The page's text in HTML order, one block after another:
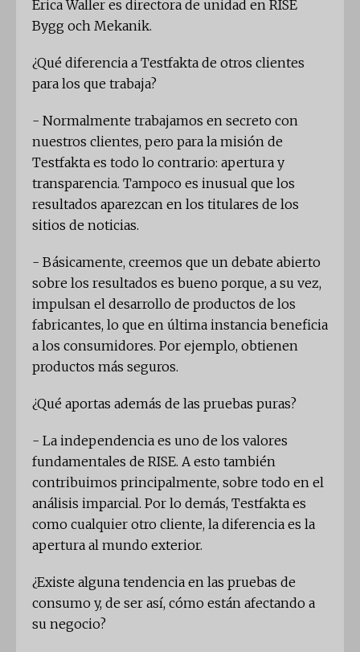
Erica Waller es directora de unidad en RISE
Bygg och Mekanik.
¿Qué diferencia a Testfakta de otros clientes
para los que trabaja?
- Normalmente trabajamos en secreto con
nuestros clientes, pero para la misión de
Testfakta es todo lo contrario: apertura y
transparencia. Tampoco es inusual que los
resultados aparezcan en los titulares de los
sitios de noticias.
- Básicamente, creemos que un debate abierto
sobre los resultados es bueno porque, a su vez,
impulsan el desarrollo de productos de los
fabricantes, lo que en última instancia beneficia
a los consumidores. Por ejemplo, obtienen
productos más seguros.
¿Qué aportas además de las pruebas puras?
- La independencia es uno de los valores
fundamentales de RISE. A esto también
contribuimos principalmente, sobre todo en el
análisis imparcial. Por lo demás, Testfakta es
como cualquier otro cliente, la diferencia es la
apertura al mundo exterior.
¿Existe alguna tendencia en las pruebas de
consumo y, de ser así, cómo están afectando a
su negocio?